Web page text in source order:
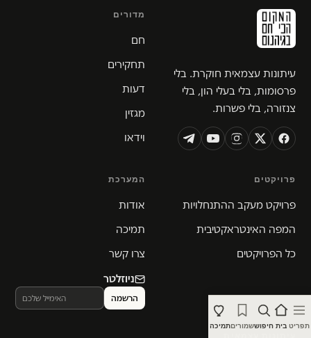
תפריט בית חיפוששמוריםתמיכה
עיתונות עצמאית חוקרת. בלי
פרסומות, בלי בעלי הון, בלי
צנזורה, בלי פשרות.
מדורים
חם
תחקירים
דעות
מגזין
וידאו
פרויקטים
פרויקט מעקב ההתנחלויות
המפה האינטראקטיבית
כל הפרויקטים
המערכת
אודות
תמיכה
צרו קשר
ניוזלטר